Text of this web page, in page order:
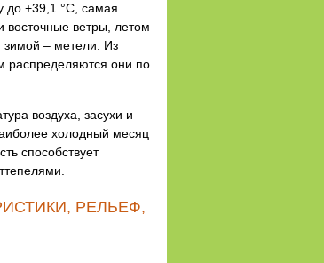
до +39,1 °С, самая
восточные ветры, летом
зимой – метели. Из
распределяются они по
воздуха, засухи и
холодный месяц
способствует
РЕЛЬЕФ,